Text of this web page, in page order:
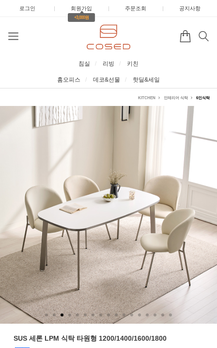
로그인 | 회원가입 |
+3,000원
주문조회 | 공지사항
침실 리빙 키친
홈오피스 데코&선물 핫딜&세일
KITCHEN 인테리어 식탁 6인식탁
SUS 세론 LPM 식탁 타원형 1200/1400/1600/1800